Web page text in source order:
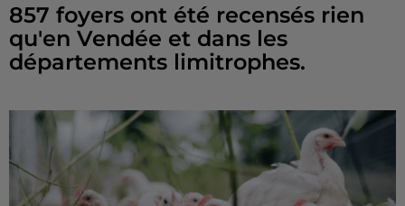
857 foyers ont été recensés rien
qu'en Vendée et dans les
départements limitrophes.